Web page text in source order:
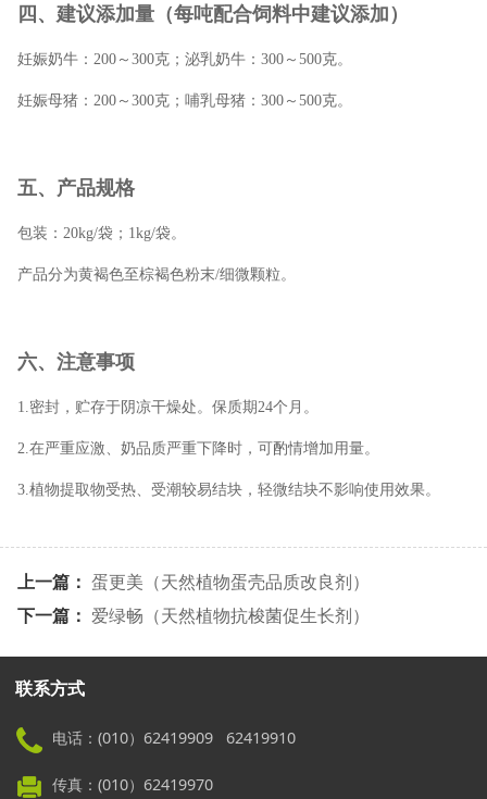
四、建议添加量（每吨配合饲料中建议添加）
妊娠奶牛：200～300克；泌乳奶牛：300～500克。
妊娠母猪：200～300克；哺乳母猪：300～500克。
五、产品规格
包装：20kg/袋；1kg/袋。
产品分为黄褐色至棕褐色粉末/细微颗粒。
六、注意事项
1.密封，贮存于阴凉干燥处。保质期24个月。
2.在严重应激、奶品质严重下降时，可酌情增加用量。
3.植物提取物受热、受潮较易结块，轻微结块不影响使用效果。
上一篇： 蛋更美（天然植物蛋壳品质改良剂）
下一篇： 爱绿畅（天然植物抗梭菌促生长剂）
联系方式
电话：(010）62419909 62419910
传真：(010）62419970